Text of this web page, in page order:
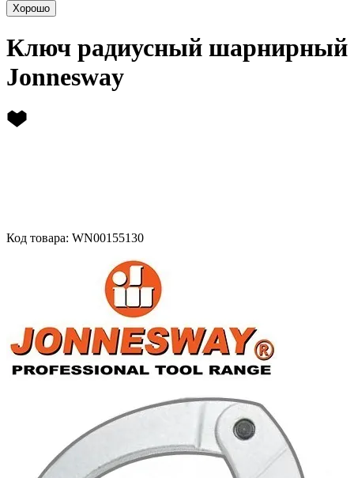
Хорошо
Ключ радиусный шарнирный
Jonnesway
Код товара: WN00155130